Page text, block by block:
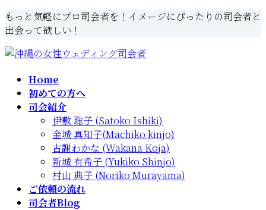
コ
ン
テ
ン
ナ
ビ
ゲ
ー
もっと気軽にプロ司会者を！イメージにぴったりの司会者と
出会って欲しい！
Home
初めての方へ
司会紹介
伊敷 聡子 (Satoko Ishiki)
金城 真知子(Machiko kinjo)
古謝わかな (Wakana Koja)
新城 有希子 (Yukiko Shinjo)
村山 典子 (Noriko Murayama)
ご依頼の流れ
司会者Blog